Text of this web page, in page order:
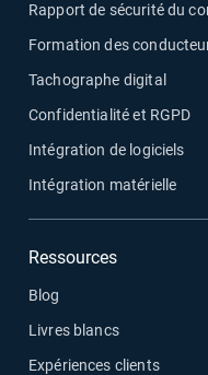
Rapport de sécurité du
Formation des
Tachographe digital
Confidentialité et RGPD
Intégration de logiciels
Intégration matérielle
Ressources
Blog
Livres blancs
Expériences clients